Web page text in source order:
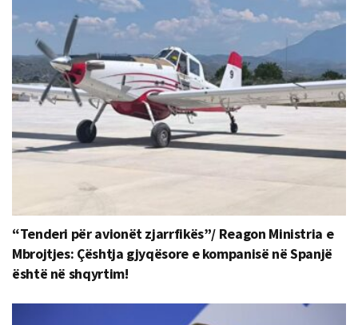
“Tenderi për avionët zjarrfikës”/ Reagon Ministria e
Mbrojtjes: Çështja gjyqësore e kompanisë në Spanjë
është në shqyrtim!